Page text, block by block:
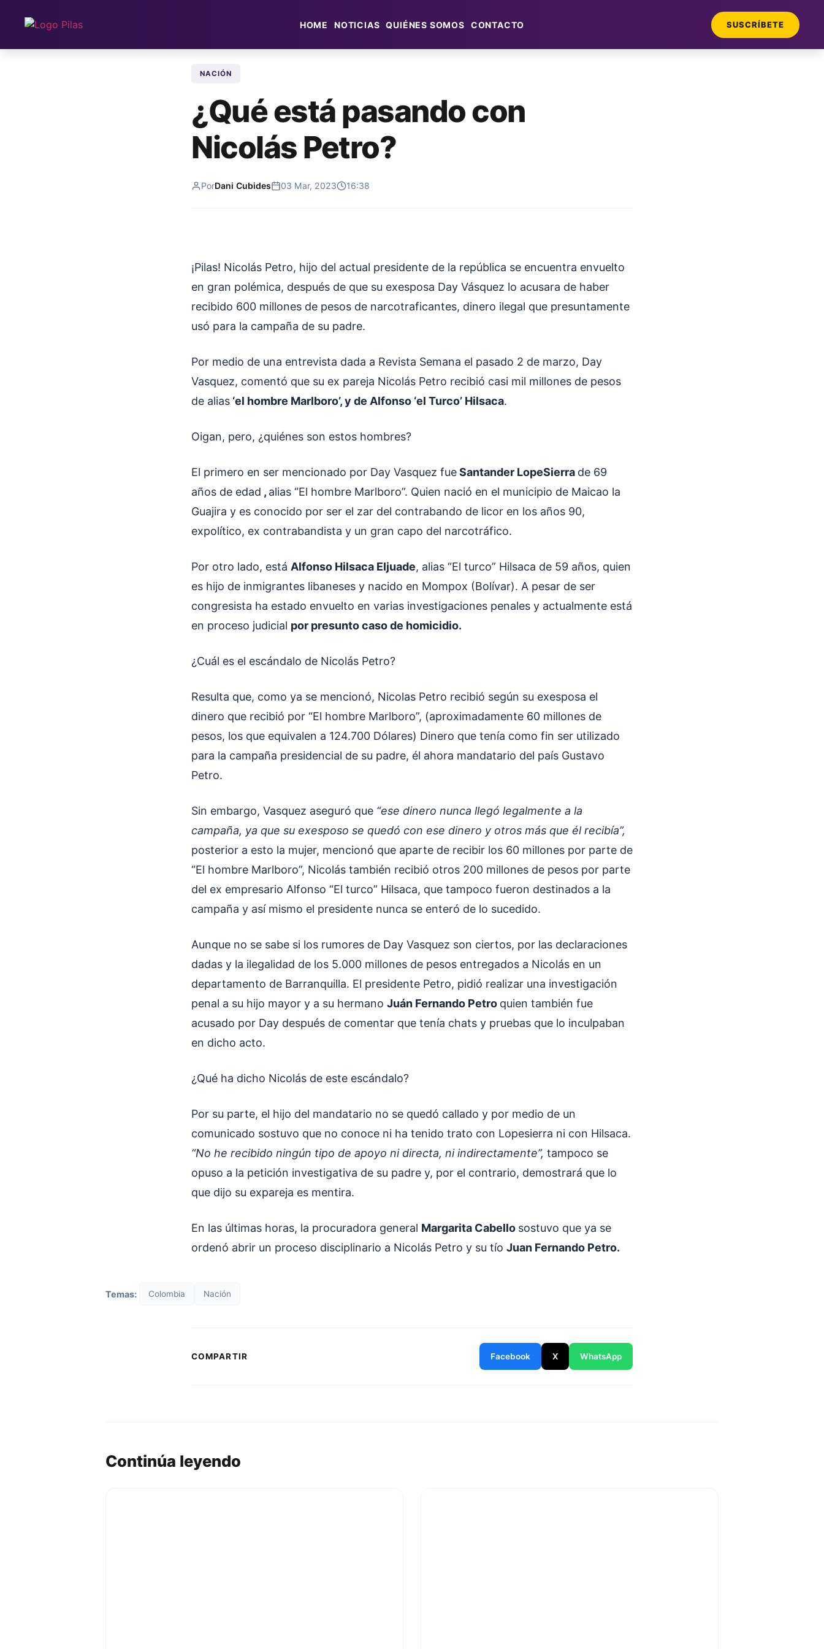
HOME NOTICIAS QUIÉNES SOMOS CONTACTO SUSCRÍBETE
NACIÓN
¿Qué está pasando con
Nicolás Petro?
PorDani Cubides 03 Mar, 2023 16:38
¡Pilas! Nicolás Petro, hijo del actual presidente de la república se encuentra envuelto
en gran polémica, después de que su exesposa Day Vásquez lo acusara de haber
recibido 600 millones de pesos de narcotraficantes, dinero ilegal que presuntamente
usó para la campaña de su padre.
Por medio de una entrevista dada a Revista Semana el pasado 2 de marzo, Day
Vasquez, comentó que su ex pareja Nicolás Petro recibió casi mil millones de pesos
de alias ‘el hombre Marlboro’, y de Alfonso ‘el Turco’ Hilsaca.
Oigan, pero, ¿quiénes son estos hombres?
El primero en ser mencionado por Day Vasquez fueSantander LopeSierra de 69
años de edad , alias “El hombre Marlboro”. Quien nació en el municipio de Maicao la
Guajira y es conocido por ser el zar del contrabando de licor en los años 90,
expolítico, ex contrabandista y un gran capo del narcotráfico.
Por otro lado, está Alfonso Hilsaca Eljuade, alias “El turco” Hilsaca de 59 años, quien
es hijo de inmigrantes libaneses y nacido en Mompox (Bolívar). A pesar de ser
congresista ha estado envuelto en varias investigaciones penales y actualmente está
en proceso judicial por presunto caso de homicidio.
¿Cuál es el escándalo de Nicolás Petro?
Resulta que, como ya se mencionó, Nicolas Petro recibió según su exesposa el
dinero que recibió por “El hombre Marlboro”, (aproximadamente 60 millones de
pesos, los que equivalen a 124.700 Dólares) Dinero que tenía como fin ser utilizado
para la campaña presidencial de su padre, él ahora mandatario del país Gustavo
Petro.
Sin embargo, Vasquez aseguró que “ese dinero nunca llegó legalmente a la
campaña, ya que su exesposo se quedó con ese dinero y otros más que él recibía”,
posterior a esto la mujer, mencionó que aparte de recibir los 60 millones por parte de
“El hombre Marlboro”, Nicolás también recibió otros 200 millones de pesos por parte
del ex empresario Alfonso “El turco” Hilsaca, que tampoco fueron destinados a la
campaña y así mismo el presidente nunca se enteró de lo sucedido.
Aunque no se sabe si los rumores de Day Vasquez son ciertos, por las declaraciones
dadas y la ilegalidad de los 5.000 millones de pesos entregados a Nicolás en un
departamento de Barranquilla. El presidente Petro, pidió realizar una investigación
penal a su hijo mayor y a su hermano Juán Fernando Petro quien también fue
acusado por Day después de comentar que tenía chats y pruebas que lo inculpaban
en dicho acto.
¿Qué ha dicho Nicolás de este escándalo?
Por su parte, el hijo del mandatario no se quedó callado y por medio de un
comunicado sostuvo que no conoce ni ha tenido trato con Lopesierra ni con Hilsaca.
“No he recibido ningún tipo de apoyo ni directa, ni indirectamente”, tampoco se
opuso a la petición investigativa de su padre y, por el contrario, demostrará que lo
que dijo su expareja es mentira.
En las últimas horas, la procuradora general Margarita Cabello sostuvo que ya se
ordenó abrir un proceso disciplinario a Nicolás Petro y su tío Juan Fernando Petro.
Temas: Colombia Nación
COMPARTIR Facebook X WhatsApp
Continúa leyendo